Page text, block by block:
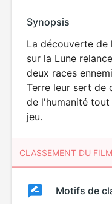
Synopsis
La découverte de
sur la Lune
deux races
Terre leur sert de
de l'humanité
jeu.
CLASSEMENT DU FILM
ClassementClassement
Motifs de